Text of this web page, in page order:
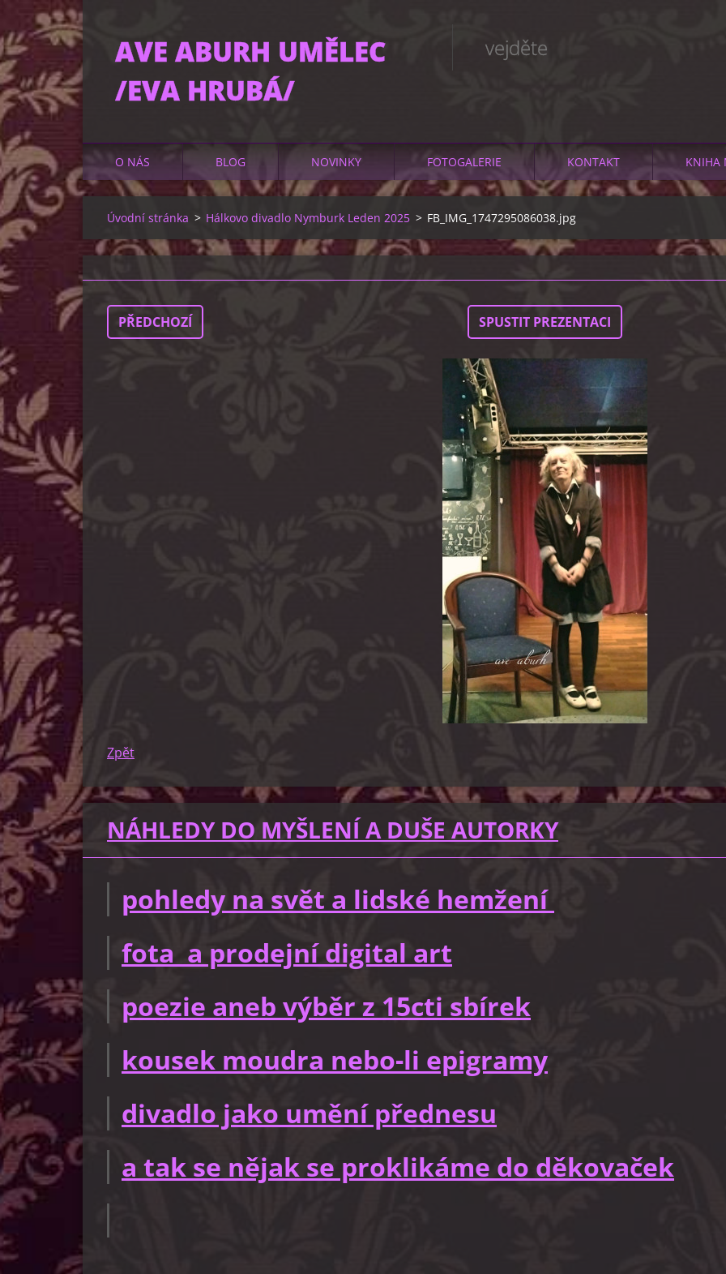
AVE ABURH UMĚLEC
/EVA HRUBÁ/
vejděte
O NÁS BLOG NOVINKY FOTOGALERIE KONTAKT KNIHA
Úvodní stránka > Hálkovo divadlo Nymburk Leden 2025 > FB_IMG_1747295086038.jpg
PŘEDCHOZÍ SPUSTIT PREZENTACI
Zpět
NÁHLEDY DO MYŠLENÍ A DUŠE AUTORKY
pohledy na svět a lidské hemžení
fota a prodejní digital art
poezie aneb výběr z 15cti sbírek
kousek moudra nebo-li epigramy
divadlo jako umění přednesu
a tak se nějak se proklikáme do děkovaček